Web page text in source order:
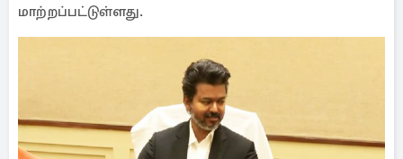
மாற்றப்பட்டுள்ளது.